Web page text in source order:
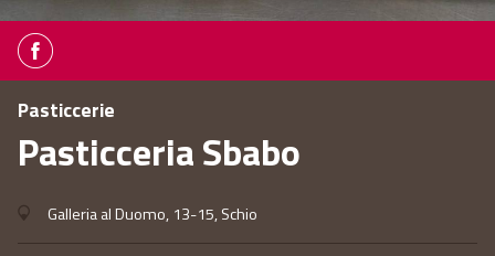
Pasticcerie
Pasticceria Sbabo
Galleria al Duomo, 13-15, Schio